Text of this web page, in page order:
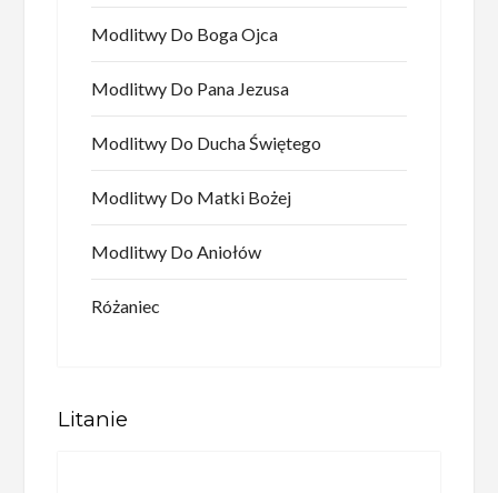
Modlitwy Do Boga Ojca
Modlitwy Do Pana Jezusa
Modlitwy Do Ducha Świętego
Modlitwy Do Matki Bożej
Modlitwy Do Aniołów
Różaniec
Litanie